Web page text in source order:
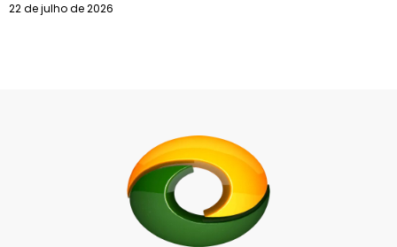
22 de julho de 2026